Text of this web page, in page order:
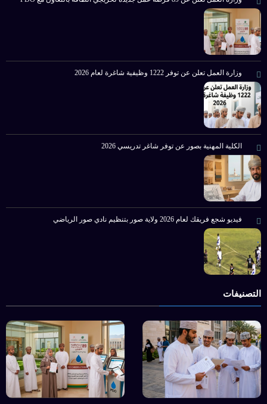
وزارة العمل تعلن عن توفر 1222 وظيفية شاغرة لعام 2026
الكلية المهنية بصور عن توفر شاغر تدريسي 2026
فيديو شجع فريقك لعام 2026 ولاية صور بتنظيم نادي صور الرياضي
التصنيفات